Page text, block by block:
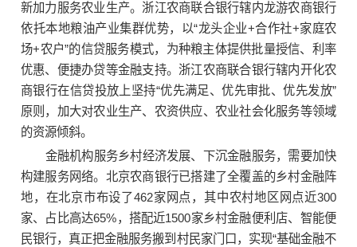
新加力服务农业生产。浙江农商联合银行辖内龙游农商银行
依托本地粮油产业集群优势，以“龙头企业+合作社+家庭农
场+农户”的信贷服务模式，为种粮主体提供批量授信、利率
优惠、便捷办贷等金融支持。浙江农商联合银行辖内开化农
商银行在信贷投放上坚持“优先满足、优先审批、优先发放”
原则，加大对农业生产、农资供应、农业社会化服务等领域
的资源倾斜。
金融机构服务乡村经济发展、下沉金融服务，需要加快
构建服务网络。北京农商银行已搭建了全覆盖的乡村金融阵
地，在北京市布设了462家网点，其中农村地区网点近300
家、占比高达65%，搭配近1500家乡村金融便利店、智能便
民银行，真正把金融服务搬到村民家门口，实现“基础金融不